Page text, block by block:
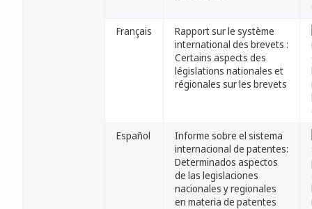
Français
Rapport sur le système
international des brevets :
Certains aspects des
législations nationales et
régionales sur les brevets
Español
Informe sobre el sistema
internacional de patentes:
Determinados aspectos
de las legislaciones
nacionales y regionales
en materia de patentes